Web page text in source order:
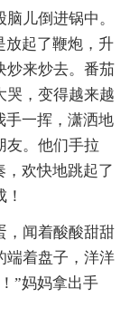
儿倒进锅中。
放起了鞭炮，升
炒来炒去。番茄
哭，变得越来越
手一挥，潇洒地
友。他们手拉
欢快地跳起了
闻着酸酸甜甜
端着盘子，洋洋
”妈妈拿出手